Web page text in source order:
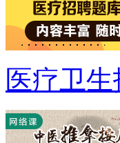
医疗卫